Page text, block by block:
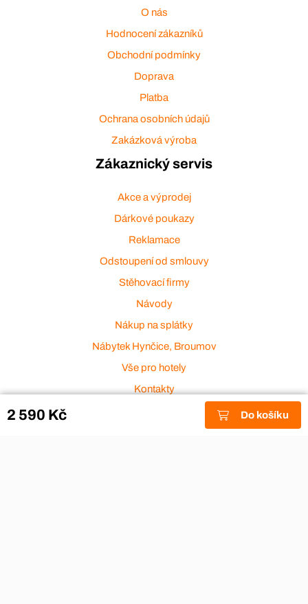
2 590 Kč Do košíku
O nás
Hodnocení zákazníků
Obchodní podmínky
Doprava
Platba
Ochrana osobních údajů
Zakázková výroba
Zákaznický servis
Akce a výprodej
Dárkové poukazy
Reklamace
Odstoupení od smlouvy
Stěhovací firmy
Návody
Nákup na splátky
Nábytek Hynčice, Broumov
Vše pro hotely
Kontakty
Přijímáme platební karty